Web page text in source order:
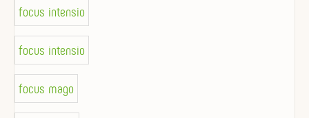
focus intensio
focus intensio
focus mago